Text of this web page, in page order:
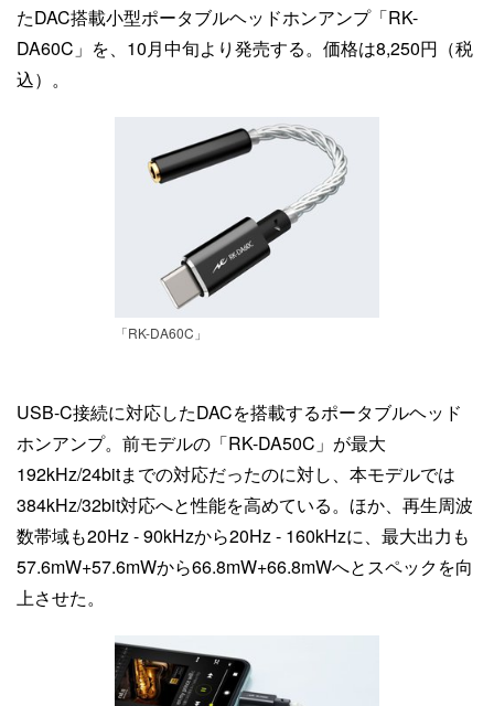
たDAC搭載小型ポータブルヘッドホンアンプ「RK-
DA60C」を、10月中旬より発売する。価格は8,250円（税
込）。
「RK-DA60C」
USB-C接続に対応したDACを搭載するポータブルヘッド
ホンアンプ。前モデルの「RK-DA50C」が最大
192kHz/24bitまでの対応だったのに対し、本モデルでは
384kHz/32bit対応へと性能を高めている。ほか、再生周波
数帯域も20Hz - 90kHzから20Hz - 160kHzに、最大出力も
57.6mW+57.6mWから66.8mW+66.8mWへとスペックを向
上させた。